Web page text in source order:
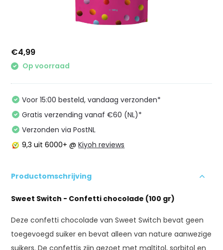
€4,99
Op voorraad
Voor 15:00 besteld, vandaag verzonden*
Gratis verzending vanaf €60 (NL)*
Verzonden via PostNL
9,3 uit 6000+ @Kiyoh reviews
Productomschrijving
Sweet Switch - Confetti chocolade (100 gr)
Deze confetti chocolade van Sweet Switch bevat geen
toegevoegd suiker en bevat alleen van nature aanwezige
suikers. De confettis zijn gezoet met maltitol, sorbitol en